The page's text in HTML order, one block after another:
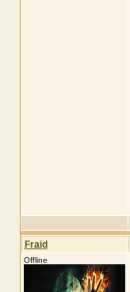
Fraid
Offline